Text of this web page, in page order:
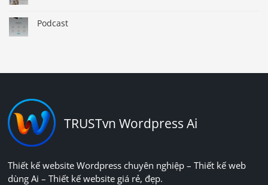
Podcast
TRUSTvn Wordpress Ai
Thiết kế website Wordpress chuyên nghiệp – Thiết kế web
dùng Ai – Thiết kế website giá rẻ, đẹp.